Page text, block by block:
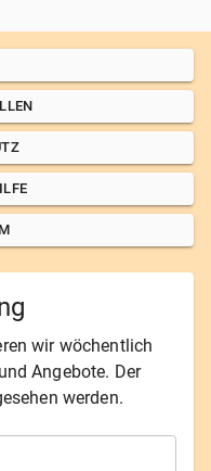
wir wöchentlich
Angebote. Der
werden.